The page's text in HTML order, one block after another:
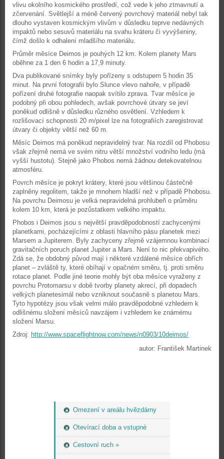
Omezení v areálu hvězdárny
Otevírací doba a vstupné
Cestovní ruch »
vlivu okolního kosmického prostředí, což vede k jeho ztmavnutí a
zčervenání. Světlejší a méně červený povrchový materiál nebyl tak
dlouho vystaven kosmickým vlivům v důsledku teprve nedávných
impaktů nebo sesuvů materiálu na svahu kráteru či vyvýšeniny,
čímž došlo k odhalení mladšího materiálu.
Průměr měsíce Deimos je pouhých 12 km. Kolem planety Mars
oběhne za 1 den 6 hodin a 17,9 minuty.
Dva publikované snímky byly pořízeny s odstupem 5 hodin 35
minut. Na první fotografii bylo Slunce vlevo nahoře, v případě
pořízení druhé fotografie naopak svítilo zprava. Tvar měsíce je
podobný při obou pohledech, avšak povrchové útvary se jeví
poněkud odlišně v důsledku různého osvětlení. Vzhledem k
rozlišovací schopnosti 20 m/pixel lze na fotografiích zaregistrovat
útvary či objekty větší než 60 m.
Měsíc Deimos má poněkud nepravidelný tvar. Na rozdíl od Phobosu
však zřejmě nemá ve svém nitru větší množství vodního ledu (má
vyšší hustotu). Stejně jako Phobos nemá žádnou detekovatelnou
atmosféru.
Povrch měsíce je pokryt krátery, které jsou většinou částečně
zaplněny regolitem, takže je mnohem hladší než v případě Phobosu.
Na povrchu Deimosu je velká nepravidelná prohlubeň o průměru
kolem 10 km, která je pozůstatkem velkého impaktu.
Phobos i Deimos jsou s největší pravděpodobností zachycenými
planetkami, pocházejícími z oblasti hlavního pásu planetek mezi
Marsem a Jupiterem. Byly zachyceny zřejmě vzájemnou kombinací
gravitačních poruch planet Jupiter a Mars. Není to nic překvapivého.
Zdá se, že obdobný původ mají i některé vzdálené měsíce obřích
planet – zvláště ty, které obíhají v opačném směru, tj. proti směru
rotace planet. Podle jiné teorie mohly být oba měsíce vyraženy z
povrchu Protomarsu v době tvorby planety akrecí, při dopadech
velkých planetesimál nebo vzniknout současně s planetou Mars.
Tyto hypotézy jsou však velmi málo pravděpodobné vzhledem k
odlišnému složení měsíců navzájem i vzhledem ke známému
složení Marsu.
Zdroj: http://www.spaceflightnow.com/news/n0903/10deimos/
autor: František Martinek